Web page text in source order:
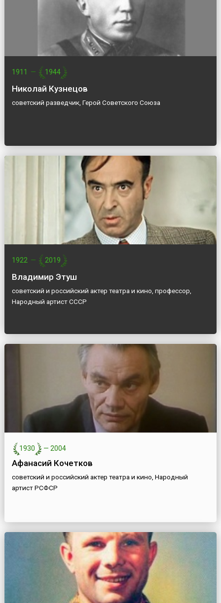
1911 — 1944
Николай Кузнецов
советский разведчик, Герой Советского Союза
1922 — 2019
Владимир Этуш
советский и российский актер театра и кино, профессор,
Народный артист СССР
1930 — 2004
Афанасий Кочетков
советский и российский актер театра и кино, Народный
артист РСФСР